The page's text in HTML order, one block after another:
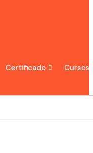
Certificado Cursos